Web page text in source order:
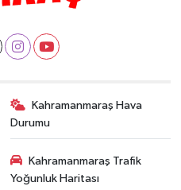
Kahramanmaraş Hava
Durumu
Kahramanmaraş Trafik
Yoğunluk Haritası